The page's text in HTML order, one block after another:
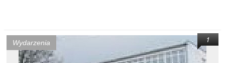
Wydarzenia 1